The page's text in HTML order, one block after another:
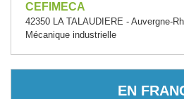
CEFIMECA
42350 LA TALAUDIERE - Auvergne-
Mécanique industrielle
EN